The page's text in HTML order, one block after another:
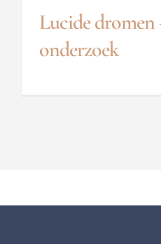
Lucide dromen
onderzoek